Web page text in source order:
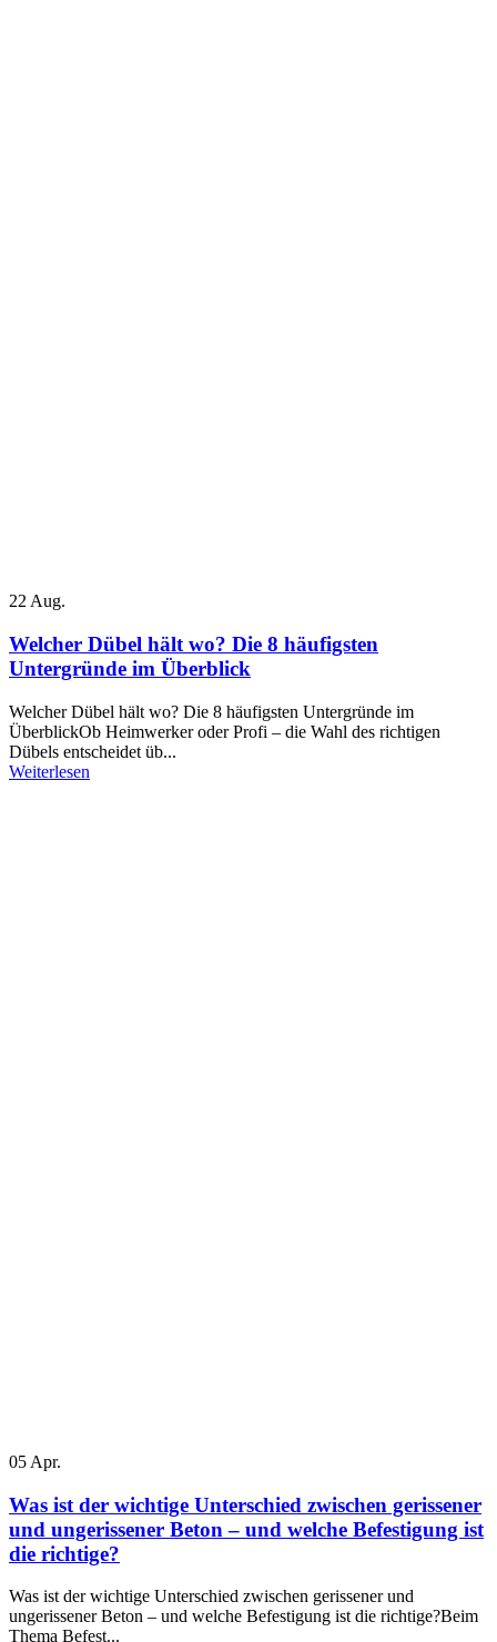
22Aug.
Welcher Dübel hält wo? Die 8 häufigsten
Untergründe im Überblick
Welcher Dübel hält wo? Die 8 häufigsten Untergründe im
ÜberblickOb Heimwerker oder Profi – die Wahl des richtigen
Dübels entscheidet üb...
Weiterlesen
05 Apr.
Was ist der wichtige Unterschied zwischen gerissener
und ungerissener Beton – und welche Befestigung ist
die richtige?
Was ist der wichtige Unterschied zwischen gerissener und
ungerissener Beton – und welche Befestigung ist die richtige?Beim
Thema Befest...